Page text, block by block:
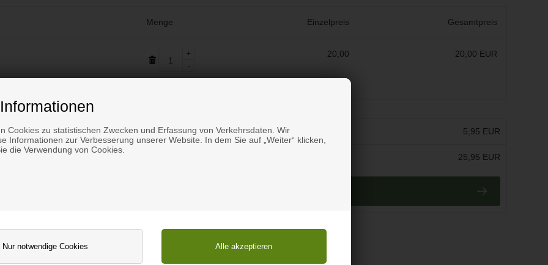
Cookies zu statistischen Zwecken und Erfassung von Verkehrsdaten. Wir
Informationen zur Verbesserung unserer Website. In dem Sie auf „Weiter“ klicken,
die Verwendung von Cookies.
Menge Einzelpreis Gesamtpreis
1
20,00 20,00 EUR
Versandkosten: 5,95 EUR
25,95 EUR